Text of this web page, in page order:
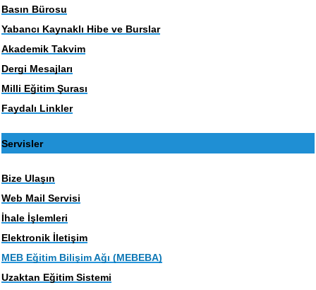
Basın Bürosu
Yabancı Kaynaklı Hibe ve Burslar
Akademik Takvim
Dergi Mesajları
Milli Eğitim Şurası
Faydalı Linkler
Servisler
Bize Ulaşın
Web Mail Servisi
İhale İşlemleri
Elektronik İletişim
MEB Eğitim Bilişim Ağı (MEBEBA)
Uzaktan Eğitim Sistemi